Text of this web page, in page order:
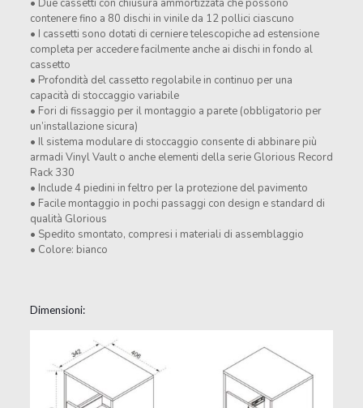
• Due cassetti con chiusura ammortizzata che possono
contenere fino a 80 dischi in vinile da 12 pollici ciascuno
• I cassetti sono dotati di cerniere telescopiche ad estensione
completa per accedere facilmente anche ai dischi in fondo al
cassetto
• Profondità del cassetto regolabile in continuo per una
capacità di stoccaggio variabile
• Fori di fissaggio per il montaggio a parete (obbligatorio per
un’installazione sicura)
• Il sistema modulare di stoccaggio consente di abbinare più
armadi Vinyl Vault o anche elementi della serie Glorious Record
Rack 330
• Include 4 piedini in feltro per la protezione del pavimento
• Facile montaggio in pochi passaggi con design e standard di
qualità Glorious
• Spedito smontato, compresi i materiali di assemblaggio
• Colore: bianco
Dimensioni: